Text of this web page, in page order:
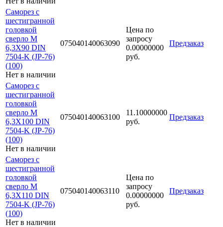
Саморез с
шестигранной
головкой
сверло М
6,3Х90 DIN
7504-K (JP-76)
(100)
Нет в наличии
075040140063090
Цена по
запросу
0.00000000
руб.
Предзаказ
Саморез с
шестигранной
головкой
сверло М
6,3Х100 DIN
7504-K (JP-76)
(100)
Нет в наличии
075040140063100
11.10000000
руб.
Предзаказ
Саморез с
шестигранной
головкой
сверло М
6,3Х110 DIN
7504-K (JP-76)
(100)
Нет в наличии
075040140063110
Цена по
запросу
0.00000000
руб.
Предзаказ